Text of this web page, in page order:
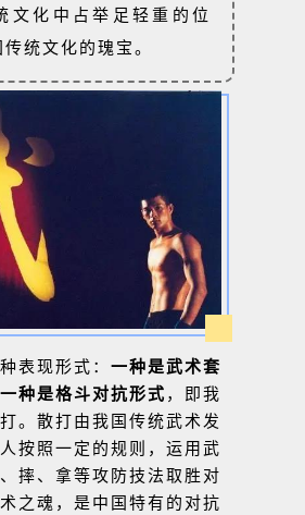
文化中占举足轻重的位
统文化的瑰宝。
表现形式： 一种是武术套
种是格斗对抗形式 ，即我
。散打由我国传统武术发
按照一定的规则，运用武
摔、拿等攻防技法取胜对
之魂，是中国特有的对抗